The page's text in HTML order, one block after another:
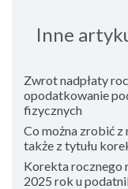
Inne
Zwrot nadpłaty
opodatkowanie
fizycznych
Co można zrobić z
także z tytułu
Korekta rocznego
2025 rok u